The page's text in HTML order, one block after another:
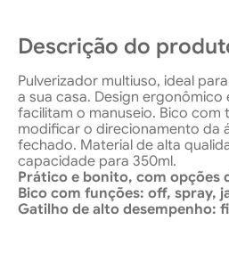
Descrição do
Pulverizador multiuso, ideal
a sua casa. Design
facilitam o manuseio. Bico com
modificar o direcionamento da
fechado. Material de alta
capacidade para 350ml.
Prático e bonito, com opções
Bico com funções: off, spray,
Gatilho de alto desempenho: